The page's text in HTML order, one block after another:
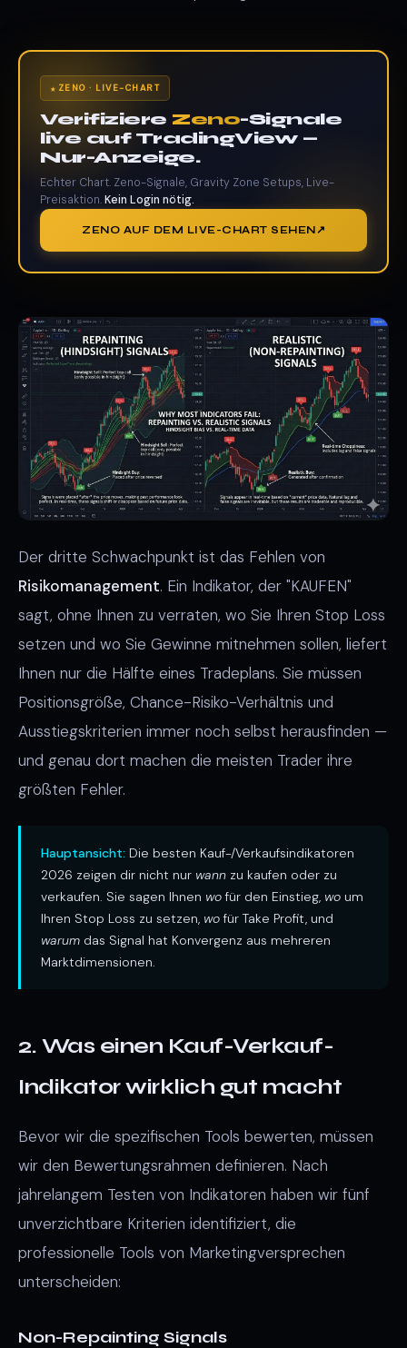
ZENO · LIVE-CHART
Verifiziere Zeno-Signale
live auf TradingView —
Nur-Anzeige.
Echter Chart. Zeno-Signale, Gravity Zone Setups, Live-
Preisaktion.Kein Login nötig.
ZENO AUF DEM LIVE-CHART SEHEN
Der dritte Schwachpunkt ist das Fehlen von
Risikomanagement. Ein Indikator, der "KAUFEN"
sagt, ohne Ihnen zu verraten, wo Sie Ihren Stop Loss
setzen und wo Sie Gewinne mitnehmen sollen, liefert
Ihnen nur die Hälfte eines Tradeplans. Sie müssen
Positionsgröße, Chance-Risiko-Verhältnis und
Ausstiegskriterien immer noch selbst herausfinden —
und genau dort machen die meisten Trader ihre
größten Fehler.
Hauptansicht: Die besten Kauf-/Verkaufsindikatoren
2026 zeigen dir nicht nur wann zu kaufen oder zu
verkaufen. Sie sagen Ihnen wofür den Einstieg, wo um
Ihren Stop Loss zu setzen, wofür Take Profit, und
warum das Signal hat Konvergenz aus mehreren
Marktdimensionen.
2. Was einen Kauf-Verkauf-
Indikator wirklich gut macht
Bevor wir die spezifischen Tools bewerten, müssen
wir den Bewertungsrahmen definieren. Nach
jahrelangem Testen von Indikatoren haben wir fünf
unverzichtbare Kriterien identifiziert, die
professionelle Tools von Marketingversprechen
unterscheiden:
Non-Repainting Signals